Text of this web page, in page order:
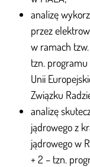
analizę
przez
w ramach
tzn.
Unii
Związku
analizę
jądrowego z
jądrowego w
+ 2 – tzn.